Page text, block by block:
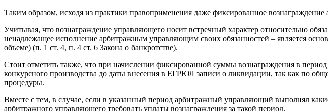
Таким образом, исходя из практики правоприменения даже фиксированное
Учитывая, что вознаграждение управляющего носит встречный характер относительно
ненадлежащее исполнение арбитражным управляющим своих обязанностей – является
объеме) (п. 1 ст. 4, п. 4 ст. 6 Закона о банкротстве).
Стоит отметить также, что при начислении фиксированной суммы вознаграждения в
конкурсного производства до даты внесения в ЕГРЮЛ записи о ликвидации, так как по
процедуры.
Вместе с тем, в случае, если в указанный период арбитражный управляющий выполнял
арбитражного управляющего требовать уплаты вознаграждения за такой период.